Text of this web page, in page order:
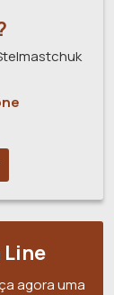
Line
agora uma